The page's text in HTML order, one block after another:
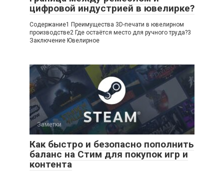
цифровой индустрией в ювелирке?
Содержание1 Преимущества 3D-печати в ювелирном
производстве2 Где остаётся место для ручного труда?3
Заключение Ювелирное
Заметки
Как быстро и безопасно пополнить
баланс на Стим для покупок игр и
контента